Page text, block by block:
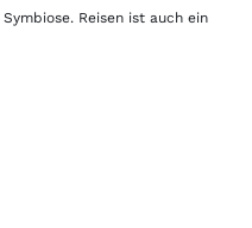
Symbiose. Reisen ist auch ein